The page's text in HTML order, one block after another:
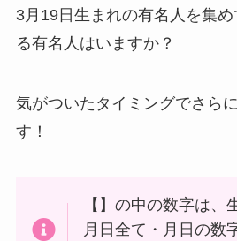
3月19日生まれの有名人を集
る有名人はいますか？
気がついたタイミングでさら
す！
【】の中の数字は、
月日全て・月日の数